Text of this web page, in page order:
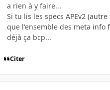
a rien à y faire...
Si tu lis les specs APEv2
que l'ensemble des meta info
déjà ça bcp...
Citer